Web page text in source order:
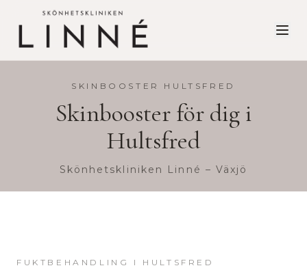
SKINBOOSTER HULTSFRED
Skinboosterför dig i
Hultsfred
Skönhetskliniken Linné – Växjö
FUKTBEHANDLING I HULTSFRED